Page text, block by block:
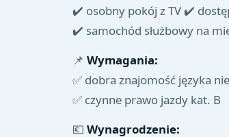
✔️ osobny pokój z TV ✔️
✔️ samochód służbowy na
📌 Wymagania:
✅ dobra znajomość języka
✅ czynne prawo jazdy kat. B
💶 Wynagrodzenie: